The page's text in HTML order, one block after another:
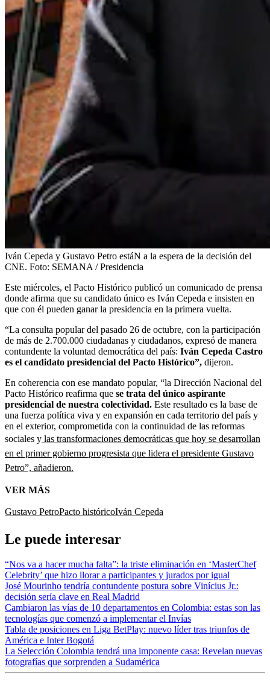
Iván Cepeda y Gustavo Petro estáN a la espera de la decisión del
CNE. Foto: SEMANA / Presidencia
Este miércoles, el Pacto Histórico publicó un comunicado de prensa
donde afirma que su candidato único es Iván Cepeda e insisten en
que con él pueden ganar la presidencia en la primera vuelta.
“La consulta popular del pasado 26 de octubre, con la participación
de más de 2.700.000 ciudadanas y ciudadanos, expresó de manera
contundente la voluntad democrática del país: Iván Cepeda Castro
es el candidato presidencial del Pacto Histórico”, dijeron.
En coherencia con ese mandato popular, “la Dirección Nacional del
Pacto Histórico reafirma que se trata del único aspirante
presidencial de nuestra colectividad. Este resultado es la base de
una fuerza política viva y en expansión en cada territorio del país y
en el exterior, comprometida con la continuidad de las reformas
sociales y las transformaciones democráticas que hoy se desarrollan
en el primer gobierno progresista que lidera el presidente Gustavo
Petro”, añadieron.
VER MÁS
Gustavo PetroPacto históricoIván Cepeda
Le puede interesar
“Nos va a hacer mucha falta”: la triste eliminación en ‘MasterChef
Celebrity’ que hizo llorar a participantes y jurados por igual
José Mourinho tendría contundente postura sobre Vinícius Jr.:
decisión sería clave en Real Madrid
Cambiaron las vías de 10 departamentos en Colombia: estas son las
tecnologías que comenzó a implementar el Invías
Tabla de posiciones en Liga BetPlay: nuevo líder tras triunfos de
América e Inter Bogotá
La Selección Colombia tendrá una imponente casa: Revelan nuevas
fotografías que sorprenden a Sudamérica